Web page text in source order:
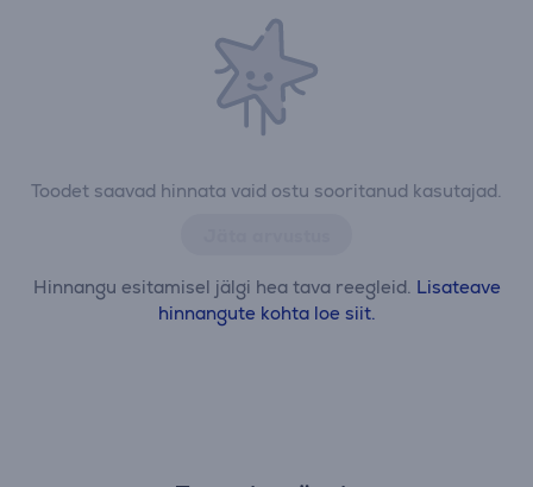
Toodet saavad hinnata vaid ostu sooritanud kasutajad.
Hinnangu esitamisel jälgi hea tava reegleid. Lisateave
hinnangute kohta loe siit.